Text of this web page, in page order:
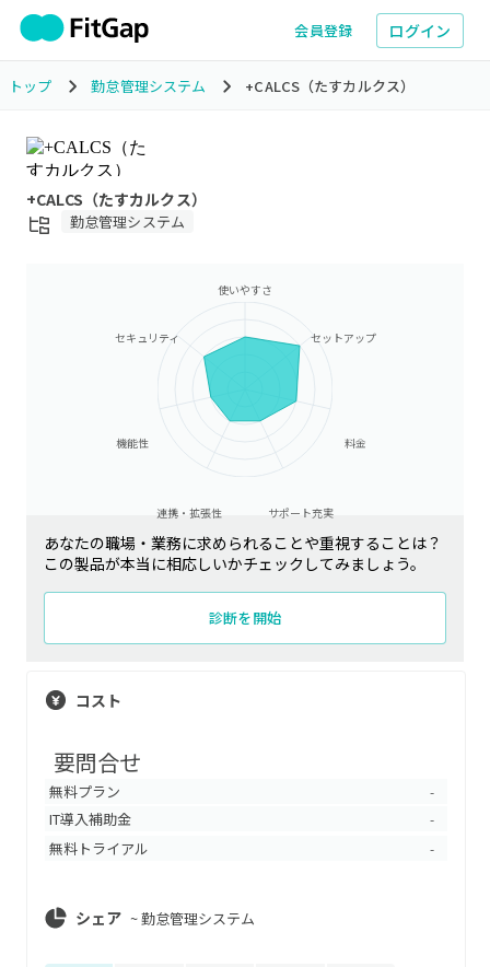
会員登録 ログイン
トップ 勤怠管理システム +CALCS（たすカルクス）
+CALCS（たすカルクス）
勤怠管理システム
使いやすさ
セットアップ
料金
サポート充実
連携・拡張性
機能性
セキュリティ
あなたの職場・業務に求められることや重視することは？
この製品が本当に相応しいかチェックしてみましょう。
診断を開始
コスト
要問合せ
無料プラン -
IT導入補助金 -
無料トライアル -
シェア ~勤怠管理システム